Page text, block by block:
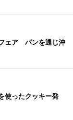
ェア パンを通じ沖
使ったクッキー発